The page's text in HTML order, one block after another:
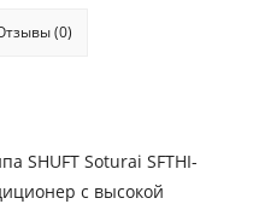
(0)
SHUFT Soturai SFTHI-
с высокой